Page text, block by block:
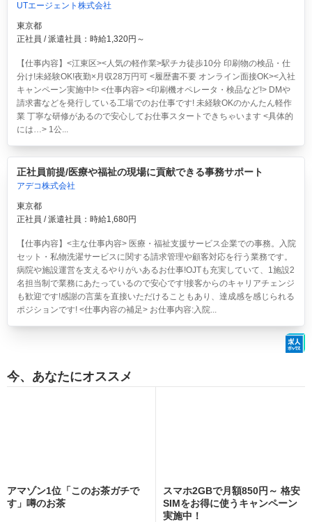
UTエージェント株式会社
東京都
正社員 / 派遣社員：時給1,320円～
【仕事内容】<江東区><人気の軽作業>駅チカ徒歩10分 印刷物の検品・仕
分け!未経験OK!夜勤×月収28万円可 <履歴書不要 オンライン面接OK><入社
キャンペーン実施中!> <仕事内容> <印刷機オペレータ・検品など!> DMや
請求書などを発行している工場でのお仕事です! 未経験OKのかんたん軽作
業 丁寧な研修があるので安心してお仕事スタートできちゃいます <具体的
には…> 1公...
正社員前提/医療や福祉の現場に貢献できる事務サポート
アデコ株式会社
東京都
正社員 / 派遣社員：時給1,680円
【仕事内容】<主な仕事内容> 医療・福祉支援サービス企業での事務。入院
セット・私物洗濯サービスに関する請求管理や顧客対応を行う業務です。
病院や施設運営を支えるやりがいあるお仕事!OJTも充実していて、1施設2
名担当制で業務にあたっているので安心です!接客からのキャリアチェンジ
も歓迎です!感謝の言葉を直接いただけることもあり、達成感を感じられる
ポジションです! <仕事内容の補足> お仕事内容:入院...
今、あなたにオススメ
アマゾン1位「このお茶ガチで
す」噂のお茶
スマホ2GBで月額850円～ 格安
SIMをお得に使うキャンペーン
実施中！